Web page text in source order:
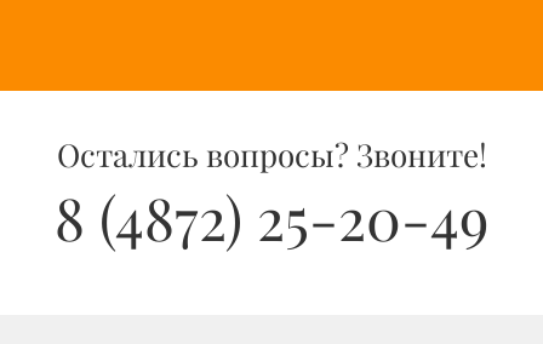
Остались вопросы? Звоните!
8 (4872) 25-20-49